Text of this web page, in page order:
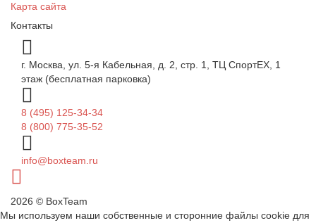
Карта сайта
Контакты
г. Москва, ул. 5-я Кабельная, д. 2, стр. 1, ТЦ СпортEX, 1
этаж (бесплатная парковка)
8 (495) 125-34-34
8 (800) 775-35-52
info@boxteam.ru
2026 © BoxTeam
Мы используем наши собственные и сторонние файлы cookie для